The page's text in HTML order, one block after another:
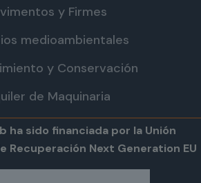
y Firmes
medioambientales
y Conservación
de Maquinaria
ha sido financiada por la Unión
Recuperación Next Generation EU